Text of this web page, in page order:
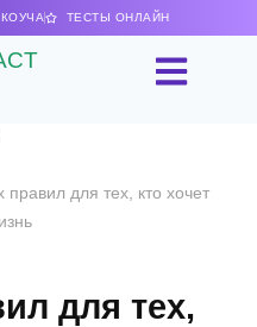
ТЕСТЫ ОНЛАЙН
правил для тех, кто хочет
для тех,